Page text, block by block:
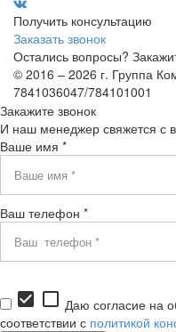
Получить консультацию
Заказать звонок
Остались вопросы?
© 2016 – 2026 г. Группа
7841036047/784101001
Закажите звонок
И наш менеджер свяжется с
Ваше имя *
Ваш телефон *
check_box check_box_outline_blank Даю согласие на
соответствии с политикой